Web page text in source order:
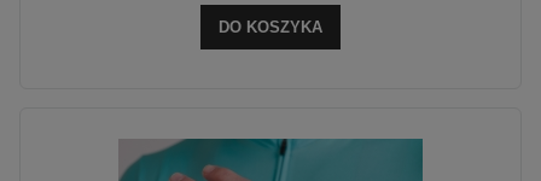
DO KOSZYKA